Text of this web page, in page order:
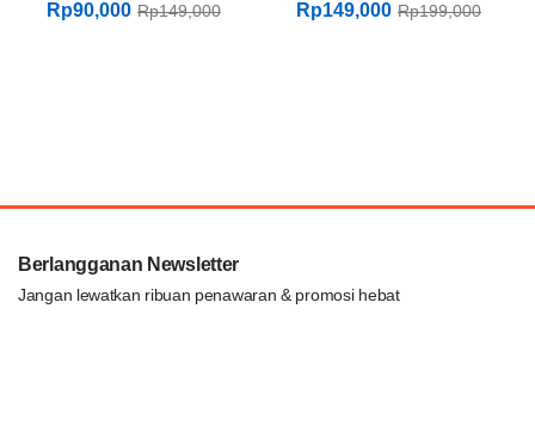
Rp90,000 Rp149,000 Rp149,000 Rp199,000
Berlangganan Newsletter
Jangan lewatkan ribuan penawaran & promosi hebat